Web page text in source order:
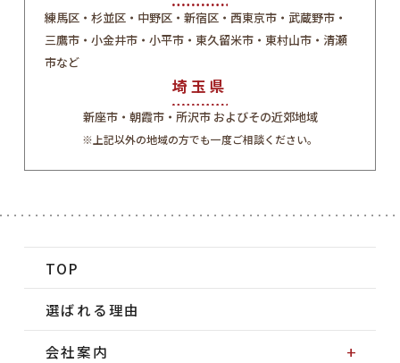
練馬区・杉並区・中野区・新宿区・西東京市・武蔵野市・
三鷹市・小金井市・小平市・東久留米市・東村山市・清瀬
市など
埼玉県
新座市・朝霞市・所沢市 およびその近郊地域
※上記以外の地域の方でも一度ご相談ください。
TOP
選ばれる理由
会社案内